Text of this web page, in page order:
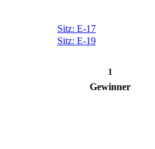
Sitz: E-17
Sitz: E-19
1
Gewinner